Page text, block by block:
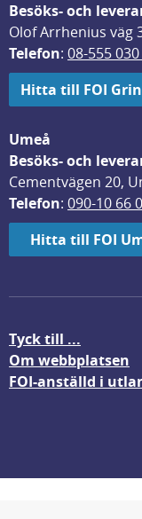
Besöks- och
Olof Arrhenius väg
Telefon: 08-555
Hitta till FOI
Umeå
Besöks- och
Cementvägen 20,
Telefon: 090-10 66
Hitta till FOI
Tyck till ...
Om webbplatsen
FOI-anställd i